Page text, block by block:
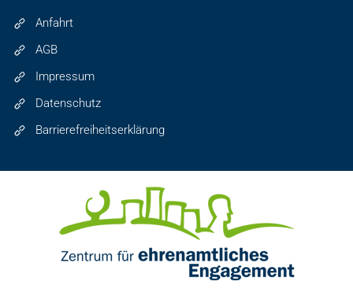
Anfahrt
AGB
Impressum
Datenschutz
Barrierefreiheitserklärung